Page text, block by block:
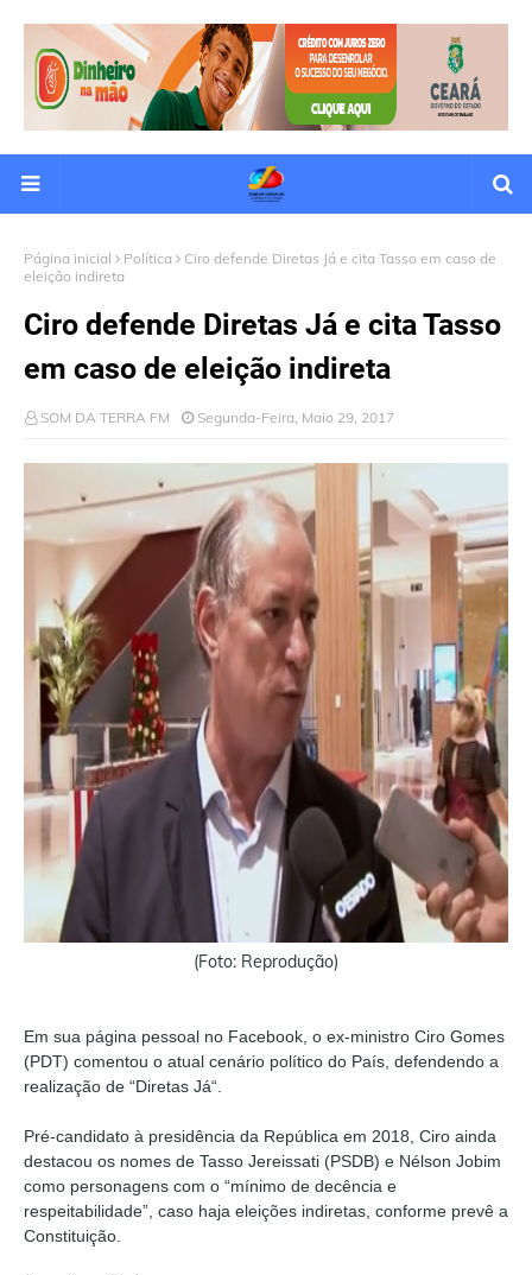
Página inicial Política
Ciro defende Diretas Já e cita Tasso em caso de
eleição indireta
Ciro defende Diretas Já e cita Tasso
em caso de eleição indireta
SOM DA TERRA FM Segunda-Feira, Maio 29, 2017
(Foto: Reprodução)
Em sua página pessoal no Facebook, o ex-ministro Ciro Gomes
(PDT) comentou o atual cenário político do País, defendendo a
realização de “Diretas Já“.
Pré-candidato à presidência da República em 2018, Ciro ainda
destacou os nomes de Tasso Jereissati (PSDB) e Nélson Jobim
como personagens com o “mínimo de decência e
respeitabilidade”, caso haja eleições indiretas, conforme prevê a
Constituição.